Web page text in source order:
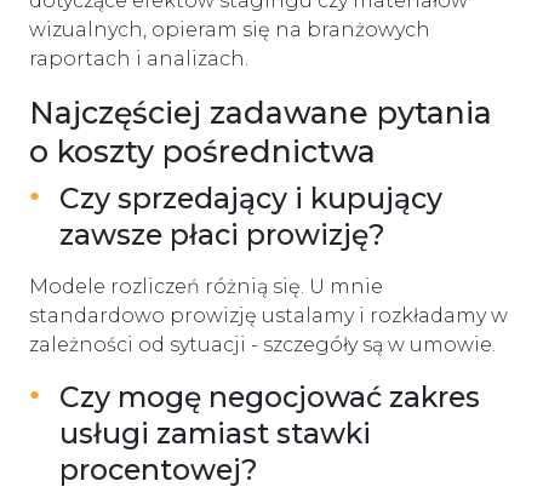
wizualnych, opieram się na branżowych
raportach i analizach.
Najczęściej zadawane pytania
o koszty pośrednictwa
Czy sprzedający i kupujący
zawsze płaci prowizję?
Modele rozliczeń różnią się. U mnie
standardowo prowizję ustalamy i rozkładamy w
zależności od sytuacji - szczegóły są w umowie.
Czy mogę negocjować zakres
usługi zamiast stawki
procentowej?